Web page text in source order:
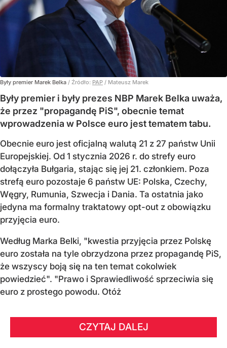
Były premier Marek Belka / Źródło: PAP / Mateusz Marek
Były premier i były prezes NBP Marek Belka uważa,
że przez "propagandę PiS", obecnie temat
wprowadzenia w Polsce euro jest tematem tabu.
Obecnie euro jest oficjalną walutą 21 z 27 państw Unii
Europejskiej. Od 1 stycznia 2026 r. do strefy euro
dołączyła Bułgaria, stając się jej 21. członkiem. Poza
strefą euro pozostaje 6 państw UE: Polska, Czechy,
Węgry, Rumunia, Szwecja i Dania. Ta ostatnia jako
jedyna ma formalny traktatowy opt-out z obowiązku
przyjęcia euro.
Według Marka Belki, "kwestia przyjęcia przez Polskę
euro została na tyle obrzydzona przez propagandę PiS,
że wszyscy boją się na ten temat cokolwiek
powiedzieć". "Prawo i Sprawiedliwość sprzeciwia się
euro z prostego powodu. Otóż
CZYTAJ DALEJ